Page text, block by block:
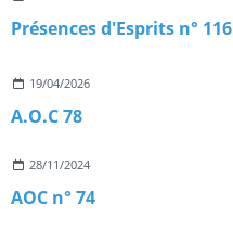
Présences d'Esprits n° 116
19/04/2026
A.O.C 78
28/11/2024
AOC n° 74